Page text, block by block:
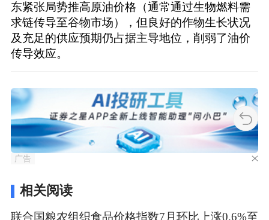
东紧张局势推高原油价格（通常通过生物燃料需
求链传导至谷物市场），但良好的作物生长状况
及充足的供应预期仍占据主导地位，削弱了油价
传导效应。
广告
相关阅读
联合国粮农组织食品价格指数7月环比上涨0.6%至